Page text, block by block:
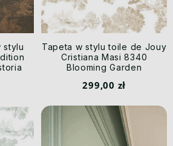
stylu
Tapeta w stylu toile de Jouy
Cristiana Masi 8340
Blooming Garden
299,00 zł